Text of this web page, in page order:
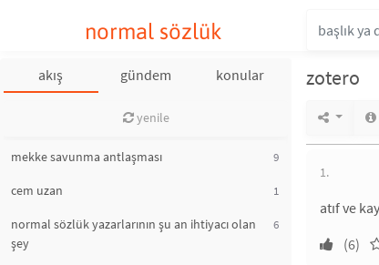
normal sözlük
akış gündem konular
yenile
mekke savunma antlaşması 9
cem uzan 1
normal sözlük yazarlarının şu an ihtiyacı olan
şey
6
zotero
1.
atıf ve
(6)